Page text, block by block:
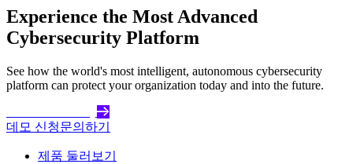
Experience the Most Advanced
Cybersecurity Platform
See how the world's most intelligent, autonomous cybersecurity
platform can protect your organization today and into the future.
데모 신청문의하기
제품 둘러보기